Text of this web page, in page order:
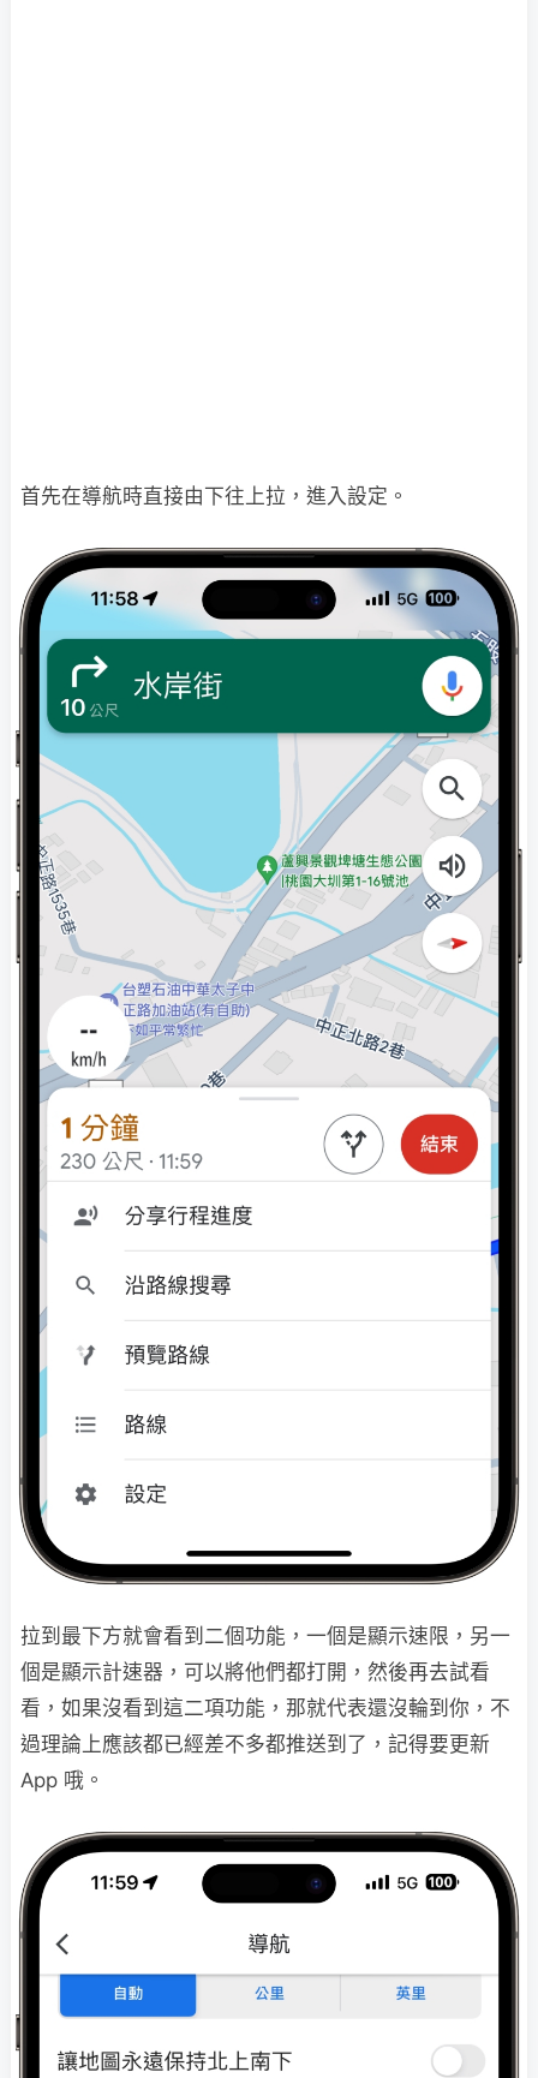
首先在導航時直接由下往上拉，進入設定。
拉到最下方就會看到二個功能，一個是顯示速限，另一
個是顯示計速器，可以將他們都打開，然後再去試看
看，如果沒看到這二項功能，那就代表還沒輪到你，不
過理論上應該都已經差不多都推送到了，記得要更新
App 哦。